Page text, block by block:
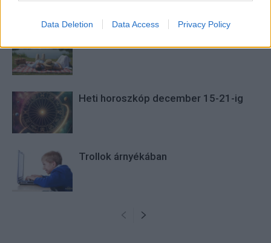
Data Deletion Data Access Privacy Policy
Heti horoszkóp december 15-21-ig
Trollok árnyékában